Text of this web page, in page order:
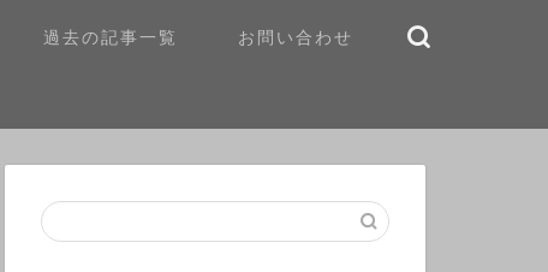
過去の記事一覧 お問い合わせ